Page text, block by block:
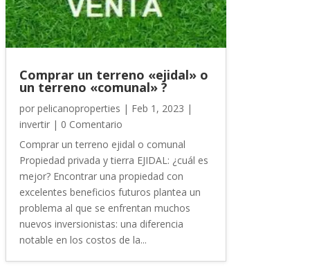
Comprar un terreno «ejidal» o
un terreno «comunal» ?
por pelicanoproperties | Feb 1, 2023 |
invertir| 0 Comentario
Comprar un terreno ejidal o comunal
Propiedad privada y tierra EJIDAL: ¿cuál es
mejor? Encontrar una propiedad con
excelentes beneficios futuros plantea un
problema al que se enfrentan muchos
nuevos inversionistas: una diferencia
notable en los costos de la...